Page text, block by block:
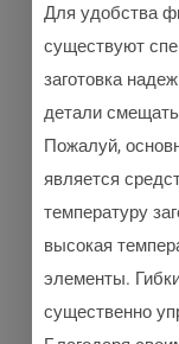
Для удобства
существуют
заготовка
детали
Пожалуй,
является
температуру
высокая
элементы.
существенно